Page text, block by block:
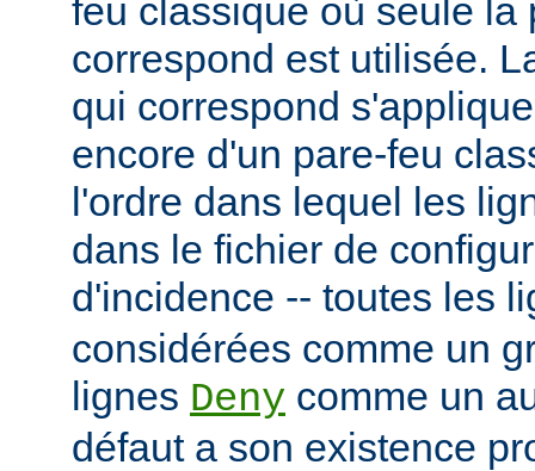
feu classique où seule la
correspond est utilisée.
qui correspond
encore d'un pare-feu
l'ordre dans lequel les
dans le fichier de
d'incidence -- toutes les
considérées comme un
lignes Deny comme un
défaut a son existence